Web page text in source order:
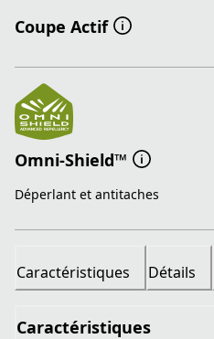
Coupe Actif
Omni-Shield™
Déperlant et antitaches
Caractéristiques Détails
Caractéristiques